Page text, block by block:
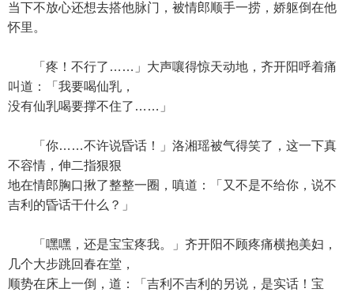
当下不放心还想去搭他脉门，被情郎顺手一捞，娇躯倒在他
怀里。
「疼！不行了……」大声嚷得惊天动地，齐开阳呼着痛
叫道：「我要喝仙乳，
没有仙乳喝要撑不住了……」
「你……不许说昏话！」洛湘瑶被气得笑了，这一下真
不容情，伸二指狠狠
地在情郎胸口揪了整整一圈，嗔道：「又不是不给你，说不
吉利的昏话干什么？」
「嘿嘿，还是宝宝疼我。」齐开阳不顾疼痛横抱美妇，
几个大步跳回春在堂，
顺势在床上一倒，道：「吉利不吉利的另说，是实话！宝